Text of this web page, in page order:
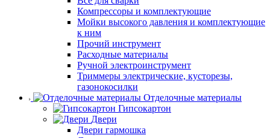
Компрессоры и комплектующие
Мойки высокого давления и комплектующие
к ним
Прочий инструмент
Расходные материалы
Ручной электроинструмент
Триммеры электрические, кусторезы,
газонокосилки
Отделочные материалы
Гипсокартон
Двери
Двери гармошка